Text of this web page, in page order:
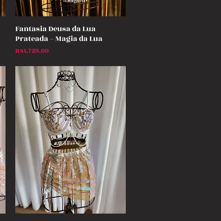
Quick View
Fantasia Deusa da Lua
Prateada – Magia da Lua
Price
R$1,729.00